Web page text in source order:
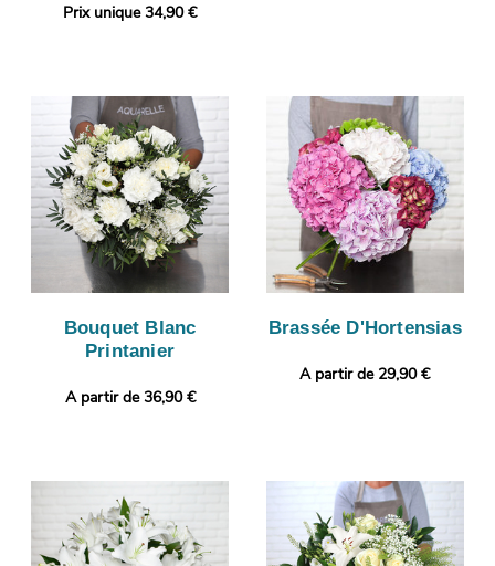
Prix unique 34,90 €
Bouquet Blanc
Printanier
A partir de 36,90 €
Brassée D'Hortensias
A partir de 29,90 €